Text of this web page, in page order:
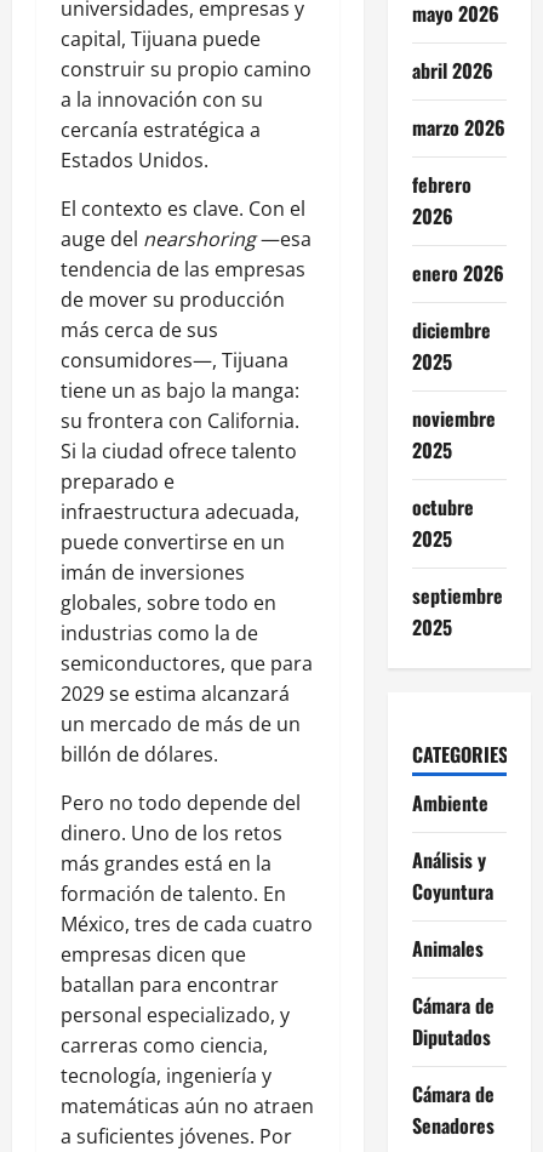
universidades, empresas y
capital, Tijuana puede
construir su propio camino
a la innovación con su
cercanía estratégica a
Estados Unidos.
El contexto es clave. Con el
auge del nearshoring—esa
tendencia de las empresas
de mover su producción
más cerca de sus
consumidores—, Tijuana
tiene un as bajo la manga:
su frontera con California.
Si la ciudad ofrece talento
preparado e
infraestructura adecuada,
puede convertirse en un
imán de inversiones
globales, sobre todo en
industrias como la de
semiconductores, que para
2029 se estima alcanzará
un mercado de más de un
billón de dólares.
Pero no todo depende del
dinero. Uno de los retos
más grandes está en la
formación de talento. En
México, tres de cada cuatro
empresas dicen que
batallan para encontrar
personal especializado, y
carreras como ciencia,
tecnología, ingeniería y
matemáticas aún no atraen
a suficientes jóvenes. Por
mayo 2026
abril 2026
marzo 2026
febrero
2026
enero 2026
diciembre
2025
noviembre
2025
octubre
2025
septiembre
2025
CATEGORIES
Ambiente
Análisis y
Coyuntura
Animales
Cámara de
Diputados
Cámara de
Senadores